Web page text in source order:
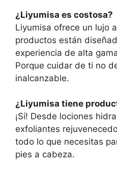
¿Liyumisa es costosa?
Liyumisa ofrece un lujo
productos están
experiencia de alta
Porque cuidar de ti no
inalcanzable.
¿Liyumisa tiene
¡Sí! Desde lociones
exfoliantes
todo lo que necesitas
pies a cabeza.